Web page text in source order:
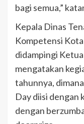
bagi semua,”
Kepala Dinas
Kompetensi
didampingi
mengatakan
tahunnya,
Day diisi dengan
dengan